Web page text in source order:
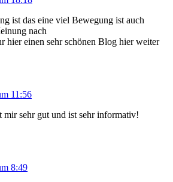
ist das eine viel Bewegung ist auch
nach
hier einen sehr schönen Blog hier weiter
11:56
mir sehr gut und ist sehr informativ!
8:49